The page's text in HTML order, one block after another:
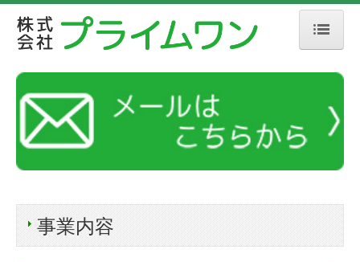
会社概要
事業内容
訪問看護事業
鍼灸整骨院事業
事業内容